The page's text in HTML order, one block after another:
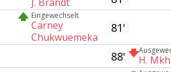
Eingewechselt
Carney
Chukwuemeka
81'
88'
H.